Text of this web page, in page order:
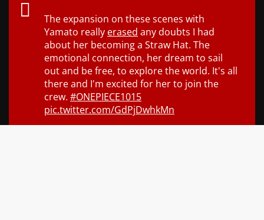
The expansion on these scenes with
Yamato really erased any doubts I had
about her becoming a Straw Hat. The
emotional connection, her dream to sail
out and be free, to explore the world. It's all
there and I'm excited for her to join the
crew. #ONEPIECE1015
pic.twitter.com/GdPjDwhkMn